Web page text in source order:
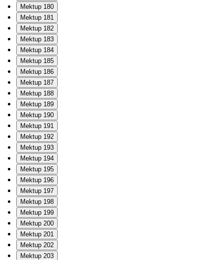
Mektup 180
Mektup 181
Mektup 182
Mektup 183
Mektup 184
Mektup 185
Mektup 186
Mektup 187
Mektup 188
Mektup 189
Mektup 190
Mektup 191
Mektup 192
Mektup 193
Mektup 194
Mektup 195
Mektup 196
Mektup 197
Mektup 198
Mektup 199
Mektup 200
Mektup 201
Mektup 202
Mektup 203